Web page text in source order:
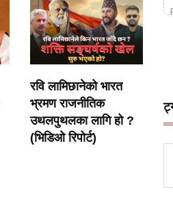
रवि लामिछानेको भारत
भ्रमण राजनीतिक
उथलपुथलका लागि हो ?
(भिडिओ रिपोर्ट)